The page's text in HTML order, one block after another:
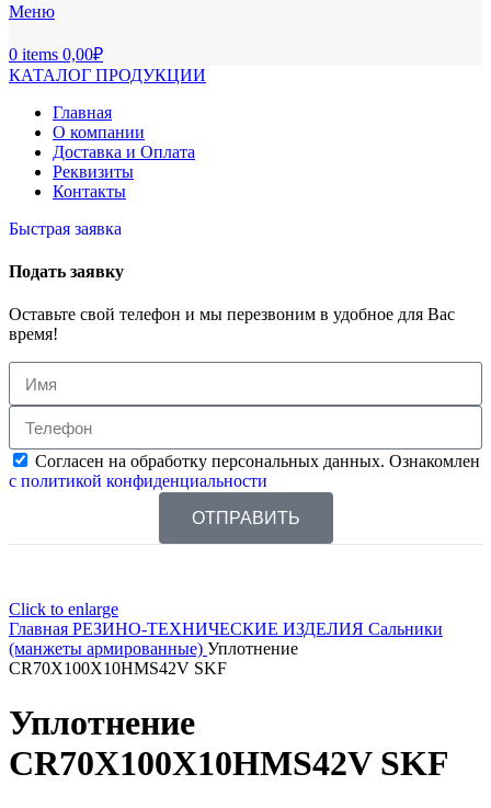
Меню
0 items 0,00₽
КАТАЛОГ ПРОДУКЦИИ
Главная
О компании
Доставка и Оплата
Реквизиты
Контакты
Быстрая заявка
Подать заявку
Оставьте свой телефон и мы перезвоним в удобное для Вас
время!
Согласен на обработку персональных данных. Ознакомлен
с политикой конфиденциальности
ОТПРАВИТЬ
Click to enlarge
Главная РЕЗИНО-ТЕХНИЧЕСКИЕ ИЗДЕЛИЯ Сальники
(манжеты армированные) Уплотнение
CR70X100X10HMS42V SKF
Уплотнение
CR70X100X10HMS42V SKF